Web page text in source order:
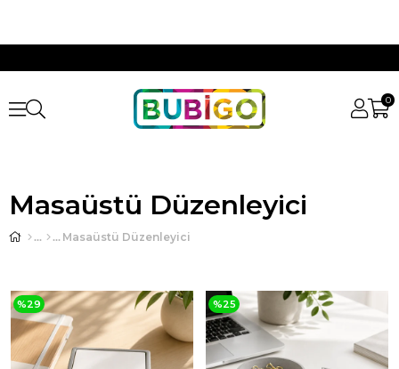
0
Masaüstü Düzenleyici
Masaüstü Düzenleyici
%29 %25